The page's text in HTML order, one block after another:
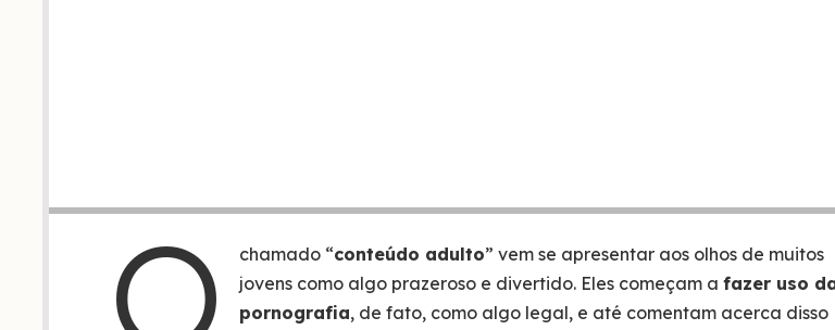
chamado “conteúdo adulto” vem se apresentar aos olhos de muitos
jovens como algo prazeroso e divertido. Eles começam a fazer uso
pornografia, de fato, como algo legal, e até comentam acerca disso